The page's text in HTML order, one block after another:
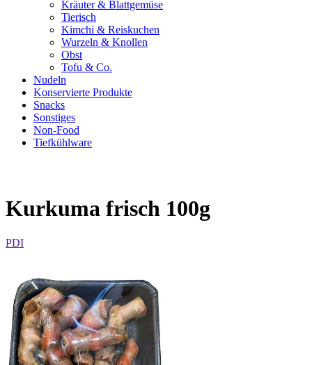
Kräuter & Blattgemüse
Tierisch
Kimchi & Reiskuchen
Wurzeln & Knollen
Obst
Tofu & Co.
Nudeln
Konservierte Produkte
Snacks
Sonstiges
Non-Food
Tiefkühlware
Kurkuma frisch 100g
PDI